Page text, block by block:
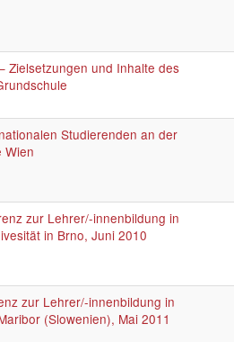
Zielsetzungen und Inhalte des
Studierenden an der
Wien
zur Lehrer/-innenbildung in
in Brno, Juni 2010
zur Lehrer/-innenbildung in
(Slowenien), Mai 2011